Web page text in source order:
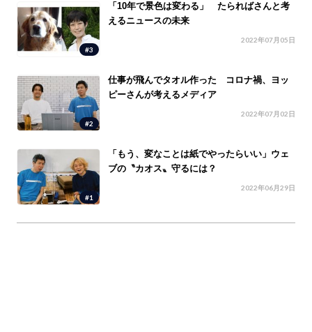
#3
「10年で景色は変わる」 たらればさんと考
えるニュースの未来
2022年07月05日
#2
仕事が飛んでタオル作った コロナ禍、ヨッ
ピーさんが考えるメディア
2022年07月02日
#1
「もう、変なことは紙でやったらいい」ウェ
ブの〝カオス〟守るには？
2022年06月29日